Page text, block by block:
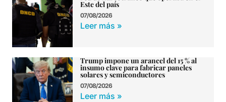
Este del país
07/08/2026
Leer más »
Trump impone un arancel del 15 % al
insumo clave para fabricar paneles
solares y semiconductores
07/08/2026
Leer más »